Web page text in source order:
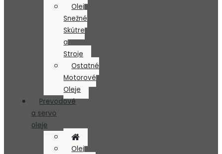
Olej
Snežné
Skútre
a
Stroje
Ostatné
Motorové
Oleje
Prevodové
a servo
oleje
Olej